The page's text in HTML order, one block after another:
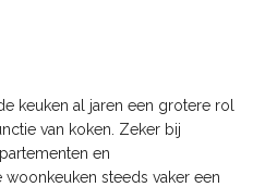
keuken al jaren een grotere rol
van koken. Zeker bij
en
steeds vaker een